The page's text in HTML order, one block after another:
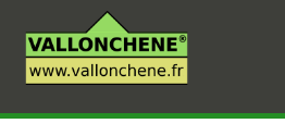
Navigation
springen
Inhalt
springen
Online-Verkauf